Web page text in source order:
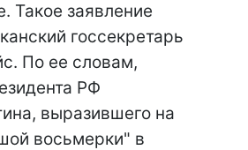
Такое заявление
госсекретарь
По ее словам,
РФ
выразившего на
восьмерки" в